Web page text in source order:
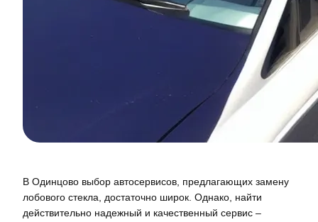
В Одинцово выбор автосервисов, предлагающих замену
лобового стекла, достаточно широк. Однако, найти
действительно надежный и качественный сервис –